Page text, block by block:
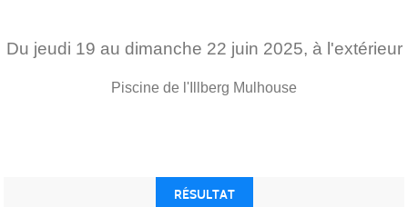
Du jeudi 19 au dimanche 22 juin 2025, à l'extérieur
Piscine de l'Illberg Mulhouse
RÉSULTAT